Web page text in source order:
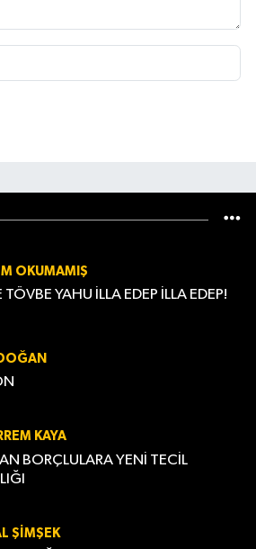
OKUMAMIŞ
TÖVBE YAHU İLLA EDEP İLLA EDEP!
KAYA
BORÇLULARA YENİ TECİL
ŞIMŞEK